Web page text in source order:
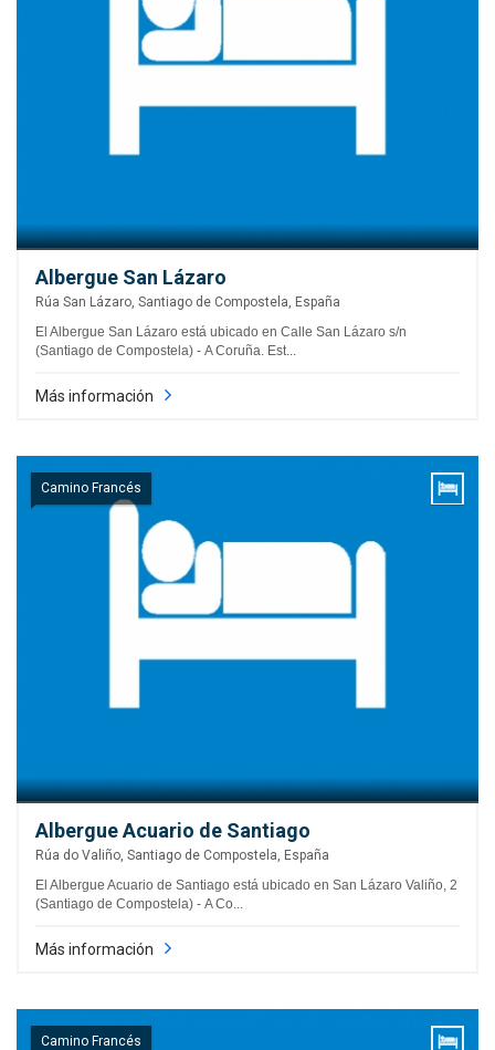
Albergue San Lázaro
Rúa San Lázaro, Santiago de Compostela, España
El Albergue San Lázaro está ubicado en Calle San Lázaro s/n
(Santiago de Compostela) - A Coruña. Est...
Más información
Camino Francés
Albergue Acuario de Santiago
Rúa do Valiño, Santiago de Compostela, España
El Albergue Acuario de Santiago está ubicado en San Lázaro Valiño, 2
(Santiago de Compostela) - A Co...
Más información
Camino Francés